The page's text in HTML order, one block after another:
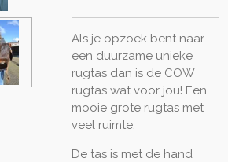
Als je opzoek bent naar
een duurzame unieke
rugtas dan is de COW
rugtas wat voor jou! Een
mooie grote rugtas met
veel ruimte.
De tas is met de hand